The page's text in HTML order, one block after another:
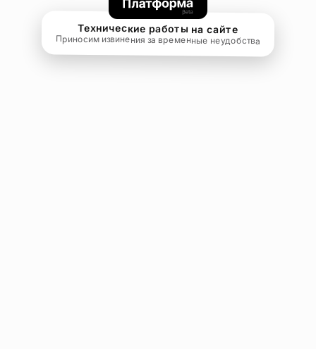
Технические работы на сайте
Приносим извинения за временные неудобства